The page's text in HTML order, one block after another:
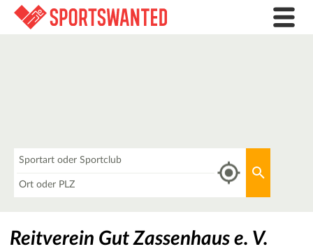
Reitverein Gut Zassenhaus e. V.